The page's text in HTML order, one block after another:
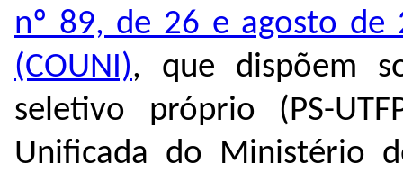
nº 89, de 26 e agosto de
(COUNI), que dispõem
seletivo próprio (PS-
Unificada do Ministério